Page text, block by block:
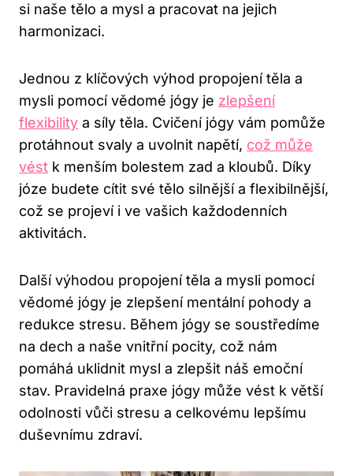
si naše tělo a mysl a pracovat na jejich
harmonizaci.
Jednou z klíčových výhod propojení těla a
mysli pomocí vědomé jógy je zlepšení
flexibility a síly těla. Cvičení jógy vám pomůže
protáhnout svaly a uvolnit napětí, což může
vést k menším bolestem zad a kloubů. Díky
józe budete cítit své tělo silnější a flexibilnější,
což se projeví i ve vašich každodenních
aktivitách.
Další výhodou propojení těla a mysli pomocí
vědomé jógy je zlepšení mentální pohody a
redukce stresu. Během jógy se soustředíme
na dech a naše vnitřní pocity, což nám
pomáhá uklidnit mysl a zlepšit náš emoční
stav. Pravidelná praxe jógy může vést k větší
odolnosti vůči stresu a celkovému lepšímu
duševnímu zdraví.